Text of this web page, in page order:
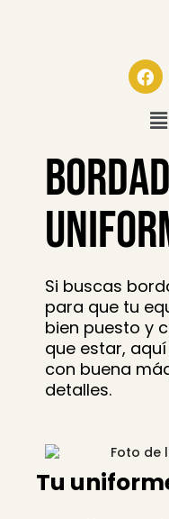
Si buscas
para que tu
bien puesto y
que estar,
con buena
detalles.
Tu